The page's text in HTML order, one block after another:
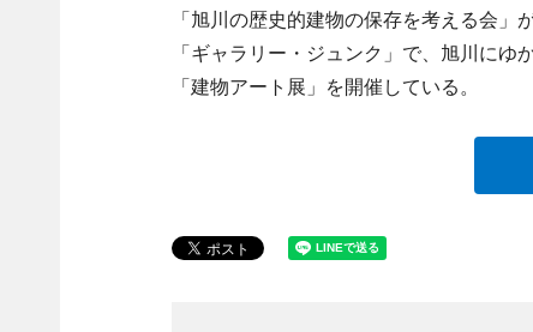
「旭川の歴史的建物の保存を考える会
「ギャラリー・ジュンク」で、旭川に
「建物アート展」を開催している。